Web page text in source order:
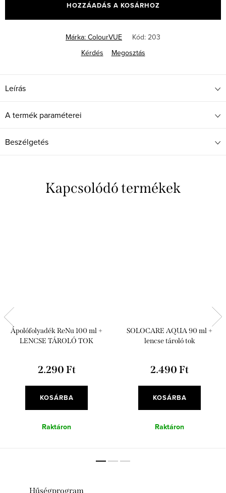
HOZZÁADÁS A KOSÁRHOZ
Márka: ColourVUE Kód: 203
Kérdés
Megosztás
Leírás
A termék paraméterei
Beszélgetés
Kapcsolódó termékek
Ápolófolyadék ReNu 100 ml +
LENCSE TÁROLÓ TOK
2.290 Ft
KOSÁRBA
Raktáron
SOLOCARE AQUA 90 ml +
lencse tároló tok
2.490 Ft
KOSÁRBA
Raktáron
Hűségprogram